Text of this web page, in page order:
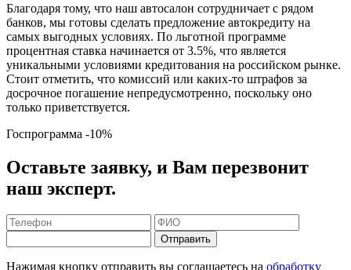
Благодаря тому, что наш автосалон сотрудничает с рядом
банков, мы готовы сделать предложение автокредиту на
самых выгодных условиях. По льготной программе
процентная ставка начинается от 3.5%, что является
уникальными условиями кредитования на российском рынке.
Стоит отметить, что комиссий или каких-то штрафов за
досрочное погашение непредусмотренно, поскольку оно
только приветствуется.
Госпрограмма -10%
Оставьте заявку, и Вам перезвонит
наш эксперт.
Отправить
Нажимая кнопку отправить вы соглашаетесь на обработку